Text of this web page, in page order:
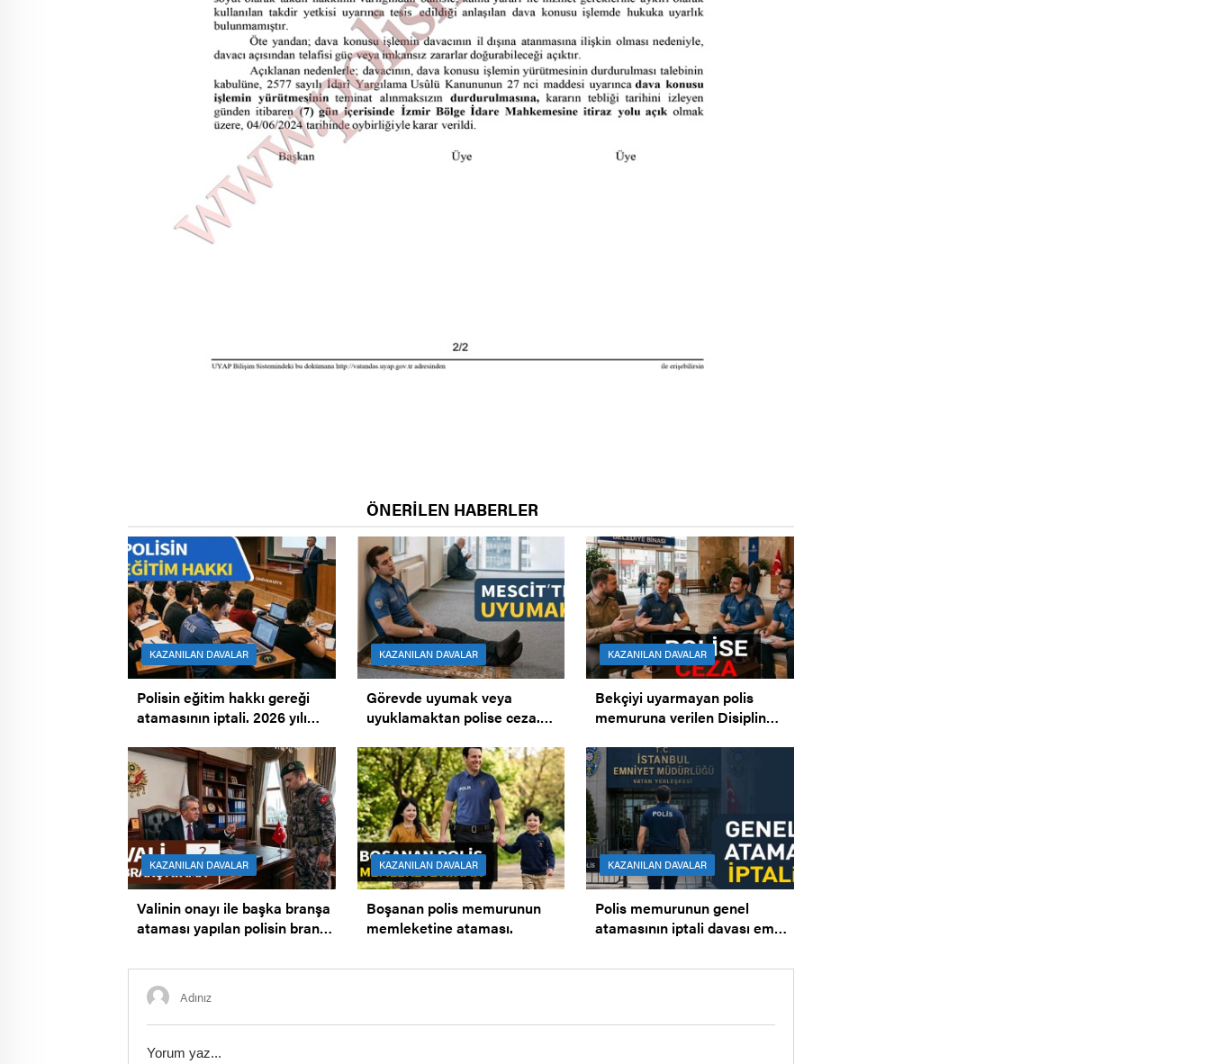
ÖNERİLEN HABERLER
KAZANILAN DAVALAR
Polisin eğitim hakkı gereği
atamasının iptali. 2026 yılı
KAZANILAN DAVALAR
Görevde uyumak veya
uyuklamaktan polise ceza.
KAZANILAN DAVALAR
Bekçiyi uyarmayan polis
memuruna verilen Disiplin
KAZANILAN DAVALAR
Valinin onayı ile başka branşa
ataması yapılan polisin branşa
KAZANILAN DAVALAR
Boşanan polis memurunun
memleketine ataması.
KAZANILAN DAVALAR
Polis memurunun genel
atamasının iptali davası emsal
Mahkemesi.